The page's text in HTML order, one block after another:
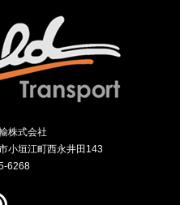
株式会社
小垣江町西永井田143
6268